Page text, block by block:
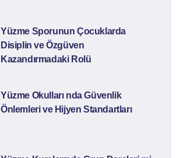
Yüzme Sporunun Çocuklarda
Disiplin ve Özgüven
Kazandırmadaki Rolü
Yüzme Okulları nda Güvenlik
Önlemleri ve Hijyen Standartları